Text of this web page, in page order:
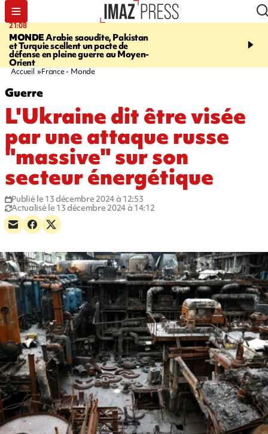
21:08
MONDEArabie saoudite, Pakistan
et Turquie scellent un pacte de
défense en pleine guerre au Moyen-
Orient
08:11
de cartes à
Accueil France - Monde
Guerre
L'Ukraine dit être visée
par une attaque russe
"massive" sur son
secteur énergétique
Publié le 13 décembre 2024 à 12:53
Actualisé le 13 décembre 2024 à 14:12